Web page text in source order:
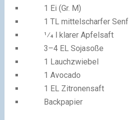
1 Ei (Gr. M)
1 TL mittelscharfer Senf
1⁄4 l klarer Apfelsaft
3–4 EL Sojasoße
1 Lauchzwiebel
1 Avocado
1 EL Zitronensaft
Backpapier